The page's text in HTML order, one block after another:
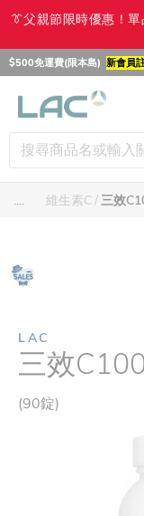
👔父親節限時優惠！
$500免運費(限本島) 新會員
.... 維生素C 三效
LAC
三效
(90錠)